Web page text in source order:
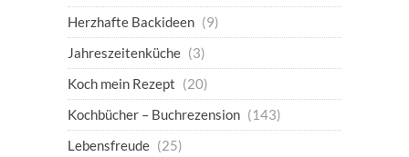
Herzhafte Backideen (9)
Jahreszeitenküche (3)
Koch mein Rezept (20)
Kochbücher – Buchrezension (143)
Lebensfreude (25)